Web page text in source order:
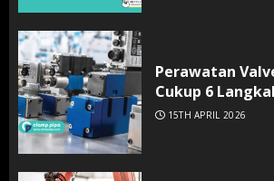
Perawatan
Cukup 6
15TH APRIL 2026